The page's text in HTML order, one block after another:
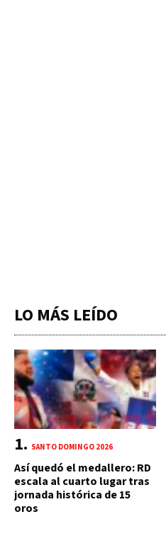
LO MÁS LEÍDO
SANTO DOMINGO 2026
Así quedó el medallero: RD
escala al cuarto lugar tras
jornada histórica de 15
oros